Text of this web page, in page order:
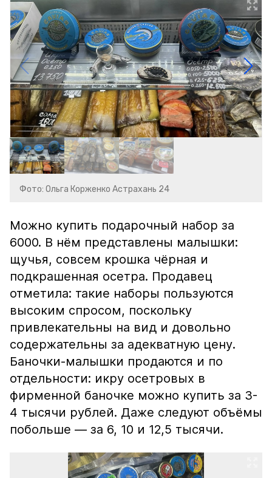
Фото: Ольга Корженко Астрахань 24
Можно купить подарочный набор за
6000. В нём представлены малышки:
щучья, совсем крошка чёрная и
подкрашенная осетра. Продавец
отметила: такие наборы пользуются
высоким спросом, поскольку
привлекательны на вид и довольно
содержательны за адекватную цену.
Баночки-малышки продаются и по
отдельности: икру осетровых в
фирменной баночке можно купить за 3-
4 тысячи рублей. Даже следуют объёмы
побольше — за 6, 10 и 12,5 тысячи.